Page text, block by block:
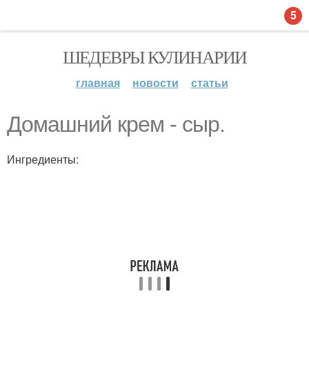
ШЕДЕВРЫ КУЛИНАРИИ
главная новости статьи
Домашний крем - сыр.
Ингредиенты:
5